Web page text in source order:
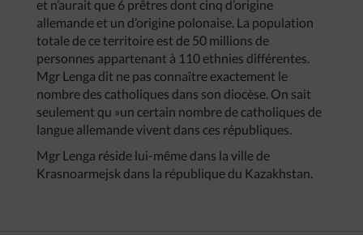
et n’aurait que 6 prêtres dont cinq d’origine
allemande et un d’origine polonaise. La population
totale de ce territoire est de 50 millions de
personnes appartenant à 110 ethnies différentes.
Mgr Lenga dit ne pas connaître exactement le
nombre des catholiques dans son diocèse. On sait
seulement qu »un certain nombre de catholiques de
langue allemande vivent dans ces républiques.
Mgr Lenga réside lui-même dans la ville de
Krasnoarmejsk dans la république du Kazakhstan.